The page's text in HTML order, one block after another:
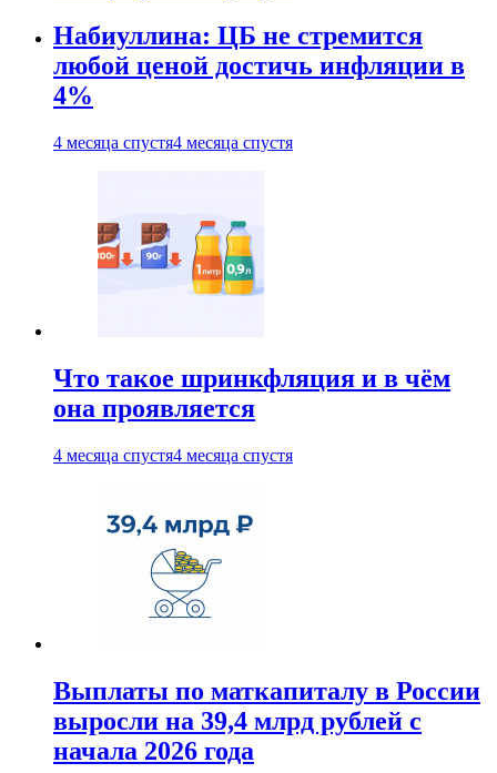
Набиуллина: ЦБ не стремится
любой ценой достичь инфляции в
4%
4 месяца спустя4 месяца спустя
Что такое шринкфляция и в чём
она проявляется
4 месяца спустя4 месяца спустя
Выплаты по маткапиталу в России
выросли на 39,4 млрд рублей с
начала 2026 года